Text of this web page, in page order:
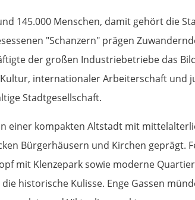
145.000 Menschen, damit gehört die
"Schanzern" prägen
der großen Industriebetriebe das
internationaler Arbeiterschaft und
Stadtgesellschaft.
einer kompakten Altstadt mit
Bürgerhäusern und Kirchen geprägt.
mit Klenzepark sowie moderne
historische Kulisse. Enge Gassen